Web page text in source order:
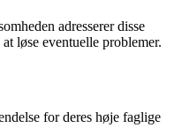
adresserer disse
løse eventuelle problemer.
for deres høje faglige